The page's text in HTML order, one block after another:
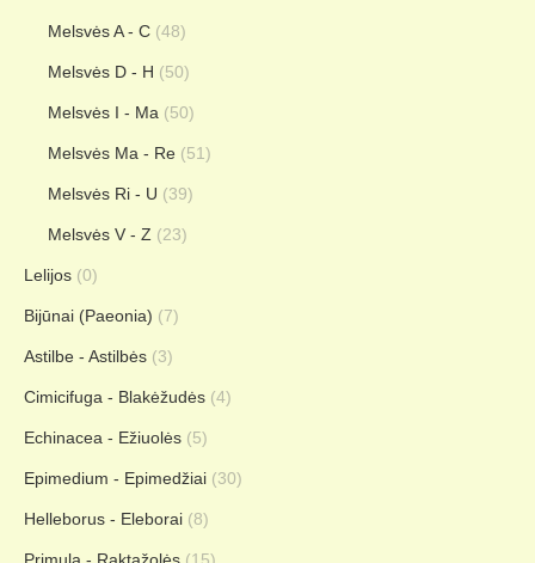
Melsvės A - C (48)
Melsvės D - H (50)
Melsvės I - Ma (50)
Melsvės Ma - Re (51)
Melsvės Ri - U (39)
Melsvės V - Z (23)
Lelijos (0)
Bijūnai (Paeonia) (7)
Astilbe - Astilbės (3)
Cimicifuga - Blakėžudės (4)
Echinacea - Ežiuolės (5)
Epimedium - Epimedžiai (30)
Helleborus - Eleborai (8)